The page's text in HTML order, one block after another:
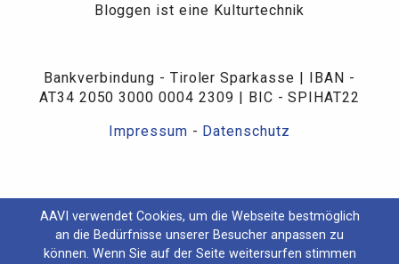
Bloggen ist eine Kulturtechnik
Bankverbindung - Tiroler Sparkasse | IBAN -
AT34 2050 3000 0004 2309 | BIC - SPIHAT22
Impressum - Datenschutz
AAVI verwendet Cookies, um die Webseite bestmöglich
an die Bedürfnisse unserer Besucher anpassen zu
können. Wenn Sie auf der Seite weitersurfen stimmen